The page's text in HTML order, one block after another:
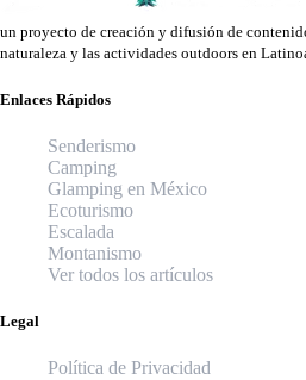
un proyecto de creación y difusión de
naturaleza y las actividades outdoors en
Enlaces Rápidos
Senderismo
Camping
Glamping en México
Ecoturismo
Escalada
Montanismo
Ver todos los artículos
Legal
Política de Privacidad